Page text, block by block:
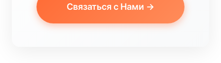
Связаться с Нами →